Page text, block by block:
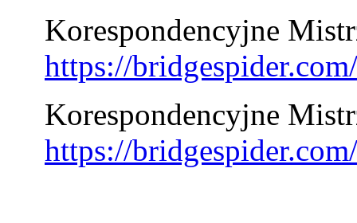
Korespondencyjne
https://
Korespondencyjne
https://